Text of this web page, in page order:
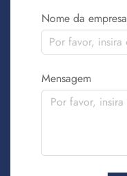
Nome da empresa
Mensagem